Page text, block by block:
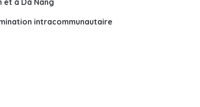
et à Dà Nang
intracommunautaire